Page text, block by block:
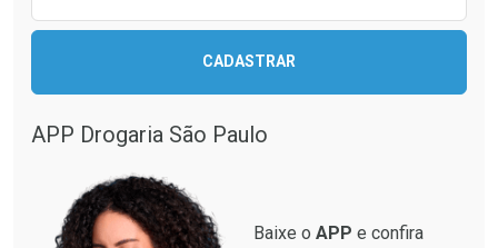
CADASTRAR
APP Drogaria São Paulo
Baixe o APP e confira